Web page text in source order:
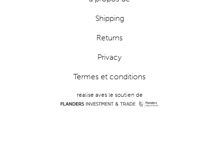
Shipping
Returns
Privacy
Termes et conditions
réalisé aves le soutien de